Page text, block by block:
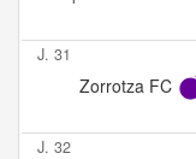
J. 31
Zorrotza FC
J. 32